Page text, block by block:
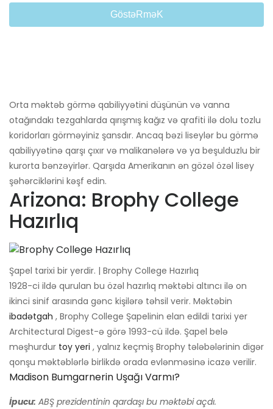
GöstəRməK
Orta məktəb görmə qabiliyyətini düşünün və vanna
otağındakı tezgahlarda qırışmış kağız və qrafiti ilə dolu tozlu
koridorları görməyiniz şansdır. Ancaq bəzi liseylər bu görmə
qabiliyyətinə qarşı çıxır və malikanələrə və ya beşulduzlu bir
kurorta bənzəyirlər. Qarşıda Amerikanın ən gözəl özəl lisey
şəhərciklərini kəşf edin.
Arizona: Brophy College
Hazırlıq
Şapel tarixi bir yerdir. | Brophy College Hazırlıq
1928-ci ildə qurulan bu özəl hazırlıq məktəbi altıncı ilə on
ikinci sinif arasında gənc kişilərə təhsil verir. Məktəbin
ibadətgah , Brophy College Şapelinin elan edildi tarixi yer
Architectural Digest-ə görə 1993-cü ildə. Şapel belə
məşhurdur toy yeri , yalnız keçmiş Brophy tələbələrinin digər
qonşu məktəblərlə birlikdə orada evlənməsinə icazə verilir.
Madison Bumgarnerin Uşağı Varmı?
İpucu: ABŞ prezidentinin qardaşı bu məktəbi açdı.